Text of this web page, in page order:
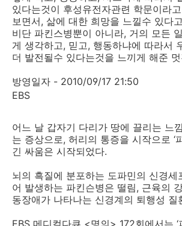
있다는것이 후성유전자관련 학문이라
보면서, 삶에 대한 희망을 느낄수 있다
비단 파킨스병뿐이 아니라, 거의 모든
게 생각하고, 믿고, 행동하냐에 따라서
더 발전될수 있다는것을 느끼게 해준
방영일자 - 2010/09/17 21:50
EBS
어느 날 갑자기 다리가 땅에 끌리는 느
는 증상으로, 허리의 통증을 시작으로 ‘
긴 싸움은 시작되었다.
뇌의 흑질에 분포하는 도파민의 신경세
어 발생하는 파킨슨병은 떨림, 근육의
동장애가 나타나는 신경계의 퇴행성 질
EBS 메디컬다큐 <명의> 172회에서는 ‘